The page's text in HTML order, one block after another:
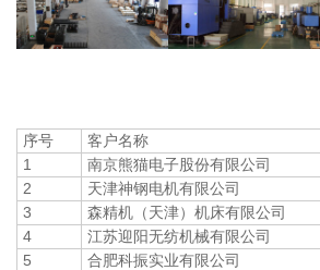
序号 客户名称
1
南京熊猫电子股份有限公司
2
天津神钢电机有限公司
3
森精机（天津）机床有限公司
4
江苏迎阳无纺机械有限公司
5
合肥科振实业有限公司